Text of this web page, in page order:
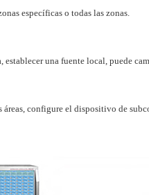
específicas o todas las zonas.
establecer una fuente local, puede
configure el dispositivo de